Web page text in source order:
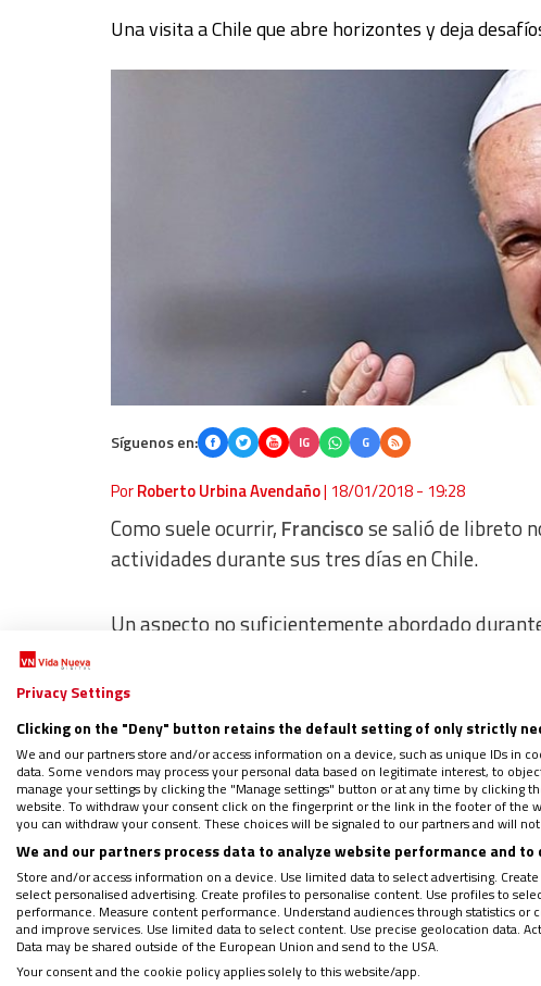
Una visita a Chile que abre horizontes y deja
Síguenos en: IG G
PorRoberto Urbina Avendaño| 18/01/2018 - 19:28
Como suele ocurrir, Franciscose salió de libreto
actividades durante sus tres días en Chile.
Un aspecto no suficientemente abordado
que llegaría. El estilo pastoral de Francisco y
más centrada en si misma que atenta a la
cuando fue ‘la voz de los sin voz’ ante la
perdido la confianza de su pueblo como lo
Llegó más lejos
Ha sido una visita menos exitosa de lo
las calles al paso del Papa, y también por la
la seguridad como del protocolo.
Privacy Settings
Clicking on the "Deny" button retains the default setting of only strictly
We and our partners store and/or access information on a device, such as unique IDs in
data. Some vendors may process your personal data based on legitimate interest, to
manage your settings by clicking the "Manage settings" button or at any time by
website. To withdraw your consent click on the fingerprint or the link in the footer of the
you can withdraw your consent. These choices will be signaled to our partners and will
We and our partners process data to analyze website performance and
Store and/or access information on a device. Use limited data to select advertising.
select personalised advertising. Create profiles to personalise content. Use profiles to
performance. Measure content performance. Understand audiences through statistics
and improve services. Use limited data to select content. Use precise geolocation data.
Data may be shared outside of the European Union and send to the USA.
Your consent and the cookie policy applies solely to this website/app.